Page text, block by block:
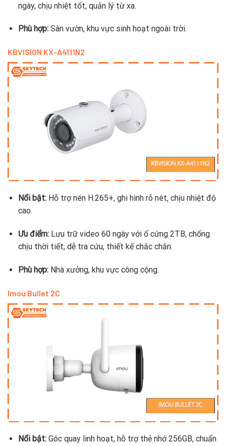
ngày, chịu nhiệt tốt, quản lý từ xa.
Phù hợp:Sân vườn, khu vực sinh hoạt ngoài trời.
KBVISION KX-A4111N2
Nổi bật:Hỗ trợ nén H.265+, ghi hình rõ nét, chịu nhiệt độ
cao.
Ưu điểm:Lưu trữ video 60 ngày với ổ cứng 2TB, chống
chịu thời tiết, dễ tra cứu, thiết kế chắc chắn.
Phù hợp:Nhà xưởng, khu vực công cộng.
Imou Bullet 2C
Nổi bật:Góc quay linh hoạt, hỗ trợ thẻ nhớ 256GB, chuẩn